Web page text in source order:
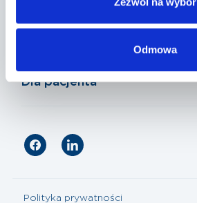
Odmowa
Nasza oferta
Dla pacjenta
Polityka prywatności